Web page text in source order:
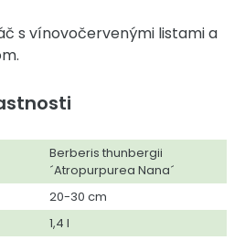
s vínovočervenými listami a
Berberis thunbergii
´Atropurpurea Nana´
20-30 cm
1,4 l